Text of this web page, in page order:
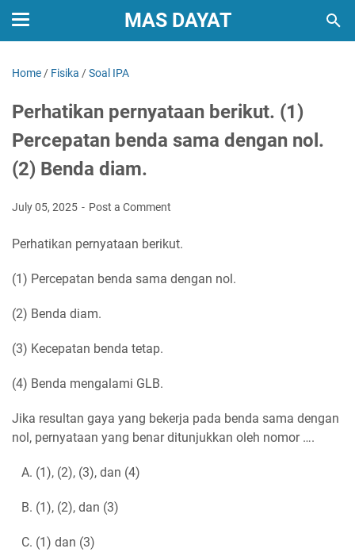
MAS DAYAT
Home / Fisika /Soal IPA
Perhatikan pernyataan berikut. (1)
Percepatan benda sama dengan nol.
(2) Benda diam.
July 05, 2025 Post a Comment
Perhatikan pernyataan berikut.
(1) Percepatan benda sama dengan nol.
(2) Benda diam.
(3) Kecepatan benda tetap.
(4) Benda mengalami GLB.
Jika resultan gaya yang bekerja pada benda sama dengan
nol, pernyataan yang benar ditunjukkan oleh nomor ….
A. (1), (2), (3), dan (4)
B. (1), (2), dan (3)
C. (1) dan (3)